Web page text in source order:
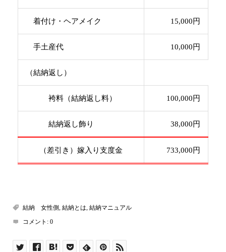
着付け・ヘアメイク 15,000円
手土産代 10,000円
（結納返し）
袴料（結納返し料） 100,000円
結納返し飾り 38,000円
（差引き）嫁入り支度金 733,000円
結納 女性側 結納とは 結納マニュアル
コメント: 0